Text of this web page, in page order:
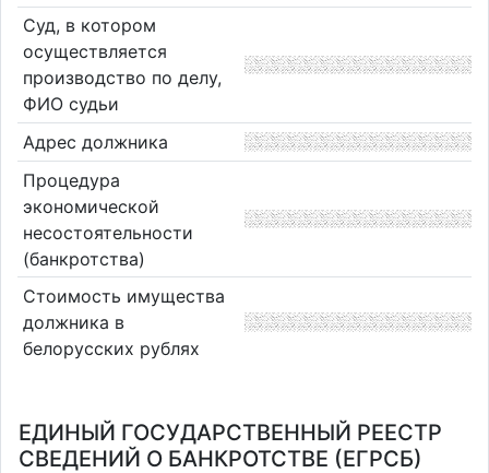
Суд, в котором
осуществляется
производство по делу,
ФИО судьи
Адрес должника
Процедура
экономической
несостоятельности
(банкротства)
Стоимость имущества
должника в
белорусских рублях
ЕДИНЫЙ ГОСУДАРСТВЕННЫЙ РЕЕСТР
СВЕДЕНИЙ О БАНКРОТСТВЕ (ЕГРСБ)